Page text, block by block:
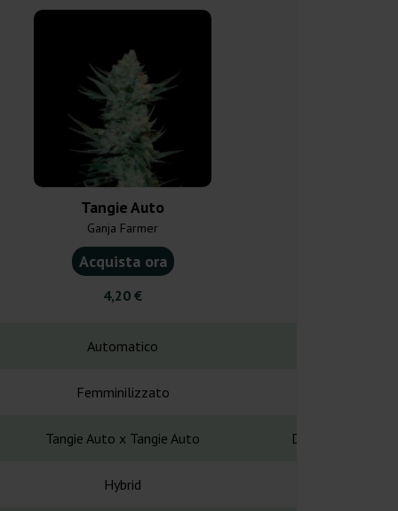
Tangie Auto
Ganja Farmer
Acquista ora
4,20 €
Automatico
Femminilizzato
Tangie Auto x Tangie Auto Do Si Dos F1
Hybrid